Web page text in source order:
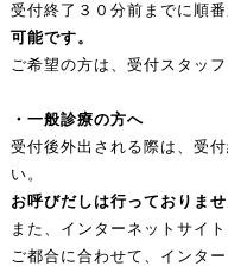
受付終了３０分前までに順
可能です。
ご希望の方は、受付スタッ
・一般診療の方へ
受付後外出される際は、受
い。
お呼びだしは行っておりま
また、インターネットサイ
ご都合に合わせて、インタ